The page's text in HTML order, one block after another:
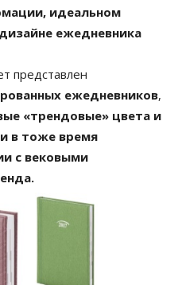
идеальном
ежедневника
представлен
ежедневников,
«трендовые» цвета и
в тоже время
с вековыми